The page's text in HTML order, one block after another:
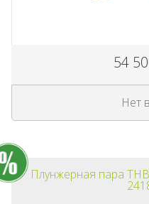
54
Нет
Плунжерная пара